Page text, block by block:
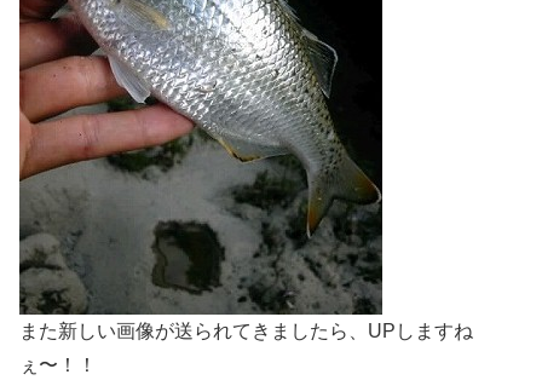
また新しい画像が送られてきましたら、UPしますね
ぇ〜！！